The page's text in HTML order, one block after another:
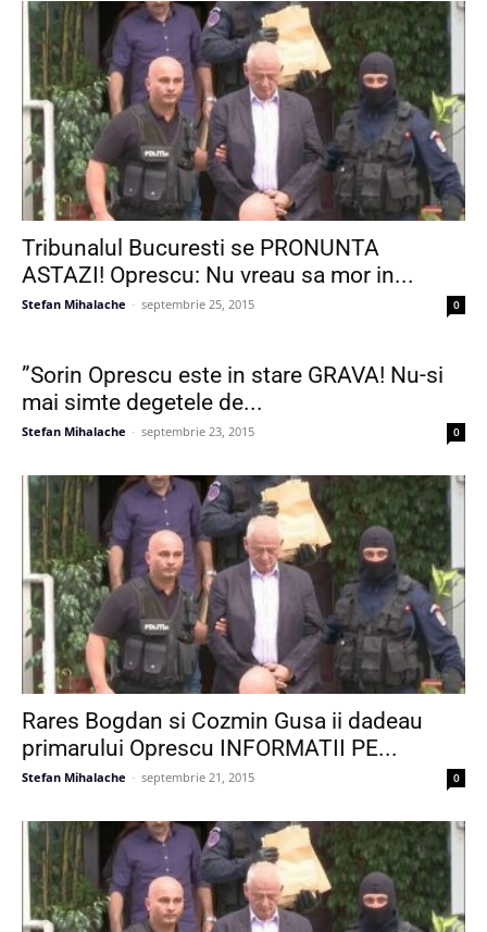
Tribunalul Bucuresti se PRONUNTA
ASTAZI! Oprescu: Nu vreau sa mor in...
Stefan Mihalache - septembrie 25, 2015 0
”Sorin Oprescu este in stare GRAVA! Nu-si
mai simte degetele de...
Stefan Mihalache - septembrie 23, 2015 0
Rares Bogdan si Cozmin Gusa ii dadeau
primarului Oprescu INFORMATII PE...
Stefan Mihalache - septembrie 21, 2015 0